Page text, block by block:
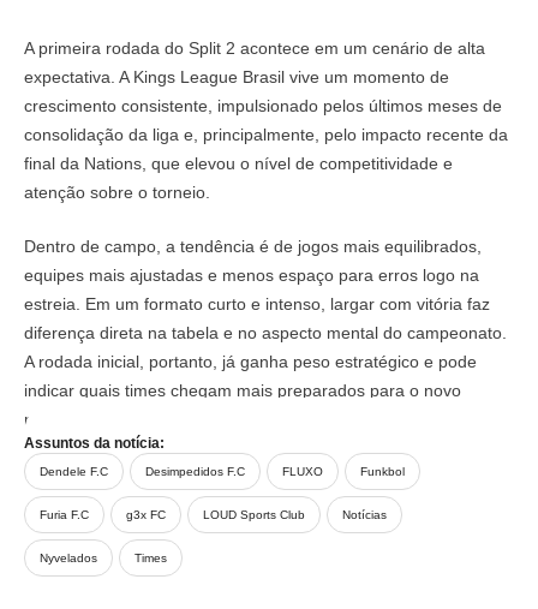
A primeira rodada do Split 2 acontece em um cenário de alta
expectativa. A Kings League Brasil vive um momento de
crescimento consistente, impulsionado pelos últimos meses de
consolidação da liga e, principalmente, pelo impacto recente da
final da Nations, que elevou o nível de competitividade e
atenção sobre o torneio.
Dentro de campo, a tendência é de jogos mais equilibrados,
equipes mais ajustadas e menos espaço para erros logo na
estreia. Em um formato curto e intenso, largar com vitória faz
diferença direta na tabela e no aspecto mental do campeonato.
A rodada inicial, portanto, já ganha peso estratégico e pode
indicar quais times chegam mais preparados para o novo
momento da competição.
Assuntos da notícia:
Dendele F.C Desimpedidos F.C FLUXO Funkbol
Furia F.C g3x FC LOUD Sports Club Notícias
Nyvelados Times